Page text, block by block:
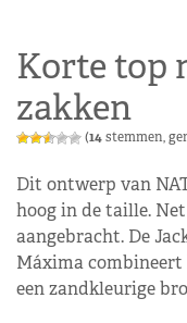
Korte top
zakken
(14stemmen,
Dit ontwerp van
hoog in de taille.
aangebracht. De
Máxima combineert
een zandkleurige